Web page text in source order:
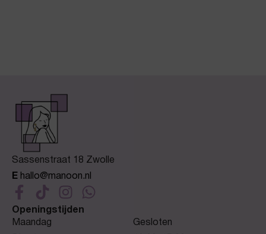
Sassenstraat 18 Zwolle
E hallo@manoon.nl
Openingstijden
Maandag
Gesloten